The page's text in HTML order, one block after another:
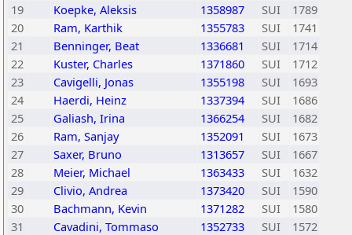
19
Koepke, Aleksis 1358987 SUI
1789
20
Ram, Karthik 1355783 SUI
1741
21
Benninger, Beat 1336681 SUI
1714
22
Kuster, Charles 1371860 SUI
1712
23
Cavigelli, Jonas 1355198 SUI
1693
24
Haerdi, Heinz 1337394 SUI
1686
25
Galiash, Irina 1366254 SUI
1682
26
Ram, Sanjay 1352091 SUI
1673
27
Saxer, Bruno 1313657 SUI
1667
28
Meier, Michael 1363433 SUI
1632
29
Clivio, Andrea 1373420 SUI
1590
30
Bachmann, Kevin 1371282 SUI
1580
31
Cavadini, Tommaso 1352733 SUI
1572